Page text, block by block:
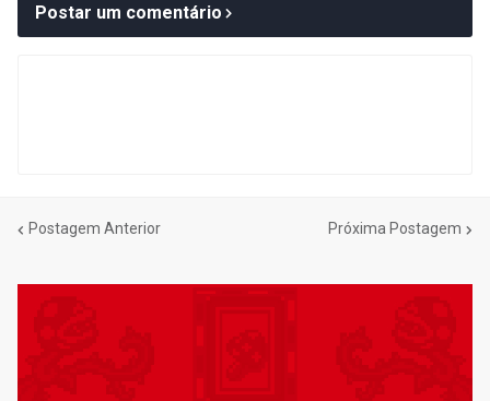
Postar um comentário
Postagem Anterior Próxima Postagem